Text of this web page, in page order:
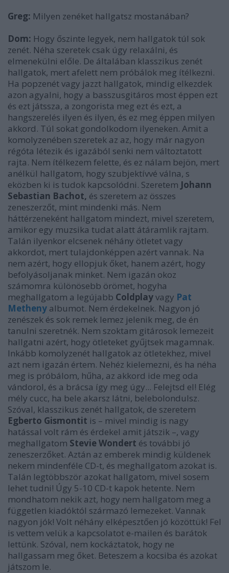
Greg: Milyen zenéket hallgatsz mostanában?
Dom: Hogy őszinte legyek, nem hallgatok túl sok
zenét. Néha szeretek csak úgy relaxálni, és
elmenekülni előle. De általában klasszikus zenét
hallgatok, mert afelett nem próbálok meg ítélkezni.
Ha popzenét vagy jazzt hallgatok, mindig elkezdek
azon agyalni, hogy a basszusgitáros most éppen ezt
és ezt játssza, a zongorista meg ezt és ezt, a
hangszerelés ilyen és ilyen, és ez meg éppen milyen
akkord. Túl sokat gondolkodom ilyeneken. Amit a
komolyzenében szeretek az az, hogy már nagyon
régóta létezik és igazából senki nem változtatott
rajta. Nem ítélkezem felette, és ez nálam bejön, mert
anélkül hallgatom, hogy szubjektívvé válna, s
eközben ki is tudok kapcsolódni. Szeretem Johann
Sebastian Bachot, és szeretem az összes
zeneszerzőt, mint mindenki más. Nem
háttérzeneként hallgatom mindezt, mivel szeretem,
amikor egy muzsika tudat alatt átáramlik rajtam.
Talán ilyenkor elcsenek néhány ötletet vagy
akkordot, mert tulajdonképpen azért vannak. Na
nem azért, hogy ellopjuk őket, hanem azért, hogy
befolyásoljanak minket. Nem igazán okoz
számomra különösebb örömet, hogyha
meghallgatom a legújabb Coldplayvagy Pat
Metheny albumot. Nem érdekelnek. Nagyon jó
zenészek és sok remek lemez jelenik meg, de én
tanulni szeretnék. Nem szoktam gitárosok lemezeit
hallgatni azért, hogy ötleteket gyűjtsek magamnak.
Inkább komolyzenét hallgatok az ötletekhez, mivel
azt nem igazán értem. Nehéz kielemezni, és ha néha
meg is próbálom, hűha, az akkord ide meg oda
vándorol, és a brácsa így meg úgy... Felejtsd el! Elég
mély cucc, ha bele akarsz látni, belebolondulsz.
Szóval, klasszikus zenét hallgatok, de szeretem
Egberto Gismontit is – mivel mindig is nagy
hatással volt rám és érdekel amit játszik –, vagy
meghallgatom Stevie Wondert és további jó
zeneszerzőket. Aztán az emberek mindig küldenek
nekem mindenféle CD-t, és meghallgatom azokat is.
Talán legtöbbször azokat hallgatom, mivel sosem
lehet tudni! Úgy 5-10 CD-t kapok hetente. Nem
mondhatom nekik azt, hogy nem hallgatom meg a
független kiadóktól származó lemezeket. Vannak
nagyon jók! Volt néhány elképesztően jó közöttük! Fel
is vettem velük a kapcsolatot e-mailen és barátok
lettünk. Szóval, nem kockáztatok, hogy ne
hallgassam meg őket. Beteszem a kocsiba és azokat
játszom le.